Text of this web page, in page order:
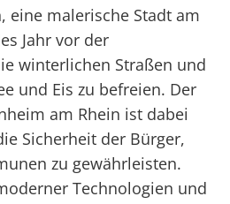
eine malerische Stadt am
Jahr vor der
winterlichen Straßen und
und Eis zu befreien. Der
am Rhein ist dabei
Sicherheit der Bürger,
zu gewährleisten.
Technologien und